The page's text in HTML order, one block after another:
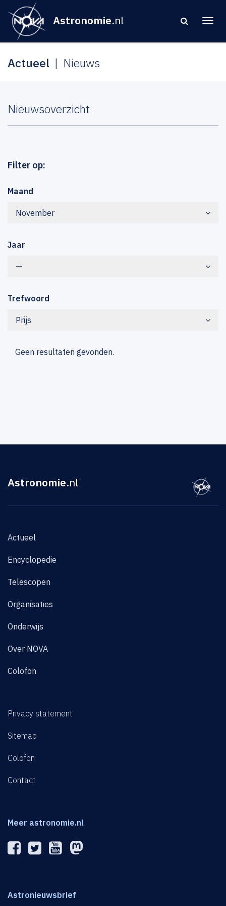
Astronomie.nl
Actueel Nieuws
Nieuwsoverzicht
Filter op:
Maand
November
Jaar
—
Trefwoord
Prijs
Geen resultaten gevonden.
Astronomie.nl
Actueel
Encyclopedie
Telescopen
Organisaties
Onderwijs
Over NOVA
Colofon
Privacy statement
Sitemap
Colofon
Contact
Meer astronomie.nl
Astronieuwsbrief